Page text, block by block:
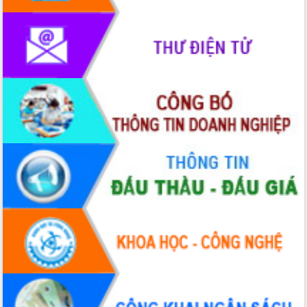
phát triển mới
Thường trực HĐND tỉnh Đắk Lắk gặp
mặt Đoàn chuyên gia y tế TP. Hồ Chí
Lễ truy điệu và an táng hài cốt liệt sĩ
tại Nghĩa trang Liệt sĩ xã Sơn Hòa
Bàn giải pháp tháo gỡ khó khăn trong
xuất khẩu sầu riêng và triển khai quy
định EUDR
Thứ trưởng Bộ Nông nghiệp và Môi
trường Nguyễn Hoàng Hiệp khảo sát
vùng trồng và doanh nghiệp đóng gói
sầu riêng tại Đắk Lắk
Trình diễn nghệ thuật chế biến các
món ăn từ sầu riêng
Đắk Lắk công bố Quy hoạch và xúc
tiến đầu tư tỉnh
Ngành cá ngừ Đắk Lắk chủ động thích
ứng để giữ vững thị trường xuất khẩu
Diễn đàn Kinh tế tư nhân Việt Nam đột